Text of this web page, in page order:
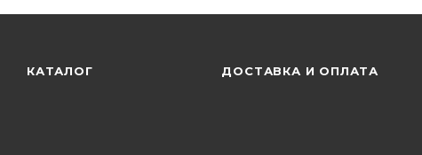
КАТАЛОГ ДОСТАВКА И ОПЛАТА